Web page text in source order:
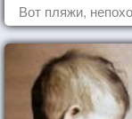
Вот пляжи,